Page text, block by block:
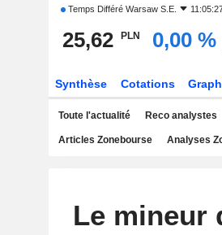
Temps Différé Warsaw S.E.
25,62 PLN 0,00 %
Synthèse Cotations
Toute l'actualité Reco analystes
Articles Zonebourse Analyses
Le mineur